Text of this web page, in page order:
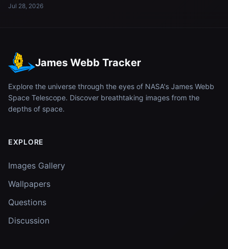
Jul 28, 2026
James Webb Tracker
Explore the universe through the eyes of NASA's James Webb
Space Telescope. Discover breathtaking images from the
depths of space.
EXPLORE
Images Gallery
Wallpapers
Questions
Discussion